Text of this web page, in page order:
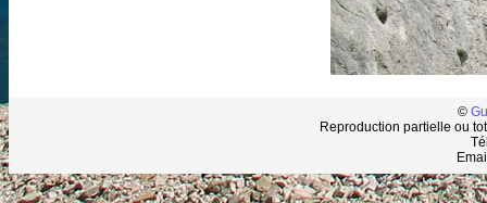
©
Reproduction partielle ou